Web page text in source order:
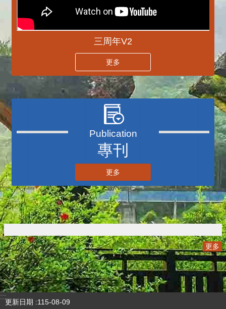
三周年V2
更多
專刊
播放中
更多
播放中